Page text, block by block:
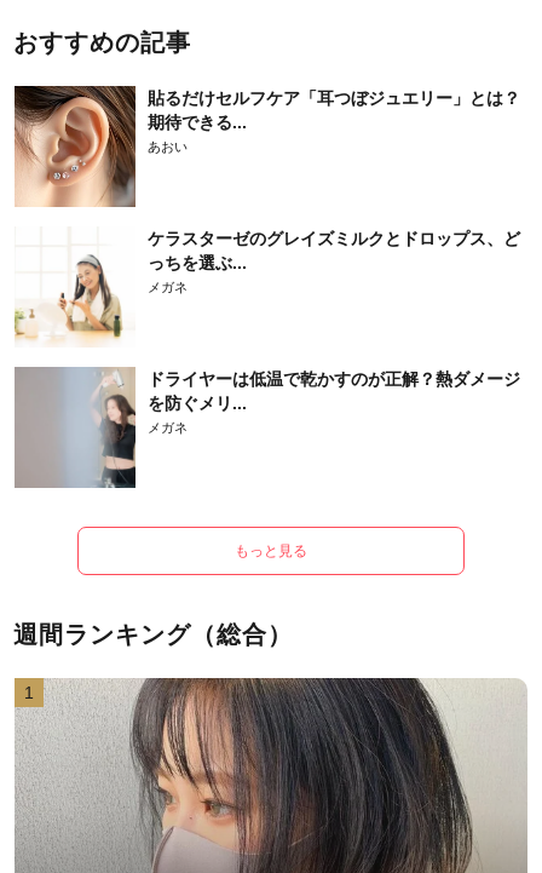
おすすめの記事
貼るだけセルフケア「耳つぼジュエリー」とは？
期待できる...
あおい
ケラスターゼのグレイズミルクとドロップス、ど
っちを選ぶ...
メガネ
ドライヤーは低温で乾かすのが正解？熱ダメージ
を防ぐメリ...
メガネ
もっと見る
週間ランキング（総合）
1